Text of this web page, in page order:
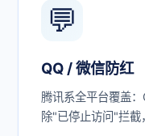
💬
QQ / 微信防红
腾讯系全平台覆盖
除"已停止访问"拦截